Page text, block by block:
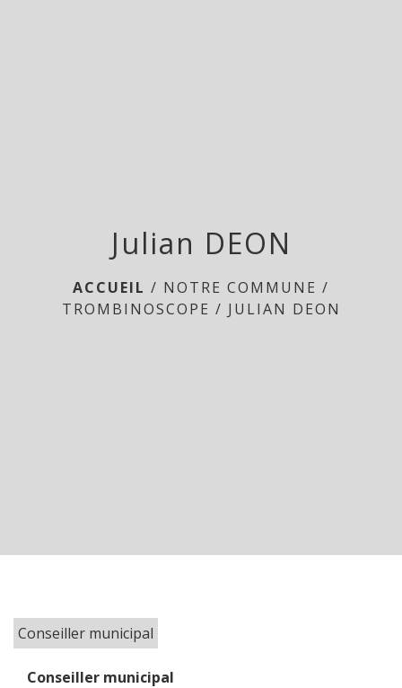
Julian DEON
ACCUEIL / NOTRE COMMUNE /
TROMBINOSCOPE / JULIAN DEON
Conseiller municipal
Conseiller municipal